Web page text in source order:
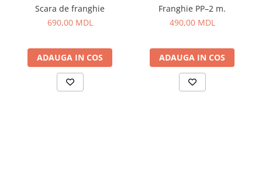
Scara de franghie
690,00 MDL
ADAUGA IN COS
Franghie PP–2 m.
490,00 MDL
ADAUGA IN COS